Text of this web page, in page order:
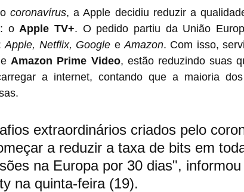
coronavírus, a Apple decidiu reduzir a
o Apple TV+. O pedido partiu da União
Apple, Netflix, Google e Amazon. Com isso,
e Amazon Prime Video, estão reduzindo suas
a internet, contando que a maioria
extraordinários criados pelo
a reduzir a taxa de bits em
na Europa por 30 dias",
na quinta-feira (19).